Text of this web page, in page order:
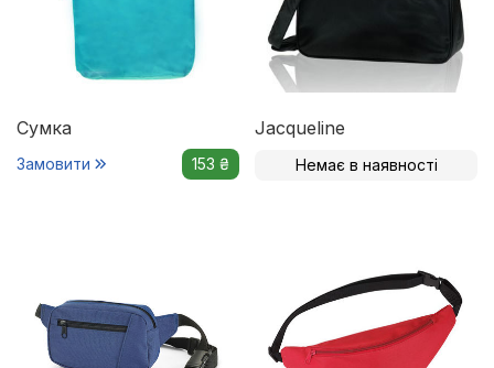
Сумка
Замовити 153 ₴
Jacqueline
Немає в наявності